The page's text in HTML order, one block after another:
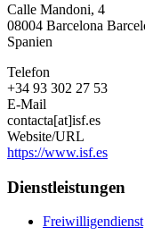
Calle Mandoni, 4
08004 Barcelona
Spanien
Telefon
+34 93 302 27 53
E-Mail
contacta[at]isf.es
Website/URL
https://www.isf.es
Dienstleistungen
Freiwilligendienst